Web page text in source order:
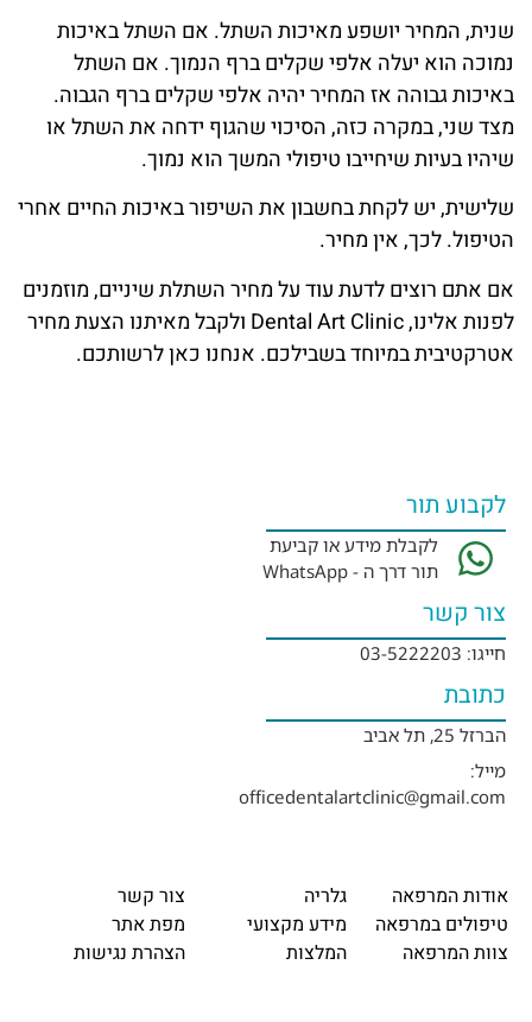
שנית, המחיר יושפע מאיכות השתל. אם השתל באיכות
נמוכה הוא יעלה אלפי שקלים ברף הנמוך. אם השתל
באיכות גבוהה אז המחיר יהיה אלפי שקלים ברף הגבוה.
מצד שני, במקרה כזה, הסיכוי שהגוף ידחה את השתל או
שיהיו בעיות שיחייבו טיפולי המשך הוא נמוך.
שלישית, יש לקחת בחשבון את השיפור באיכות החיים אחרי
הטיפול. לכך, אין מחיר.
אם אתם רוצים לדעת עוד על מחיר השתלת שיניים, מוזמנים
לפנות אלינו, Dental Art Clinic ולקבל מאיתנו הצעת מחיר
אטרקטיבית במיוחד בשבילכם. אנחנו כאן לרשותכם.
לקבוע תור
לקבלת מידע או קביעת
תור דרך ה - WhatsApp
צור קשר
חייגו: 03-5222203
כתובת
הברזל 25, תל אביב
מייל:
officedentalartclinic@gmail.com
אודות המרפאה
טיפולים במרפאה
צוות המרפאה
גלריה
מידע מקצועי
המלצות
צור קשר
מפת אתר
הצהרת נגישות